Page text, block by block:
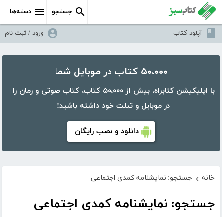
دسته‌ها جستجو
آپلود کتاب ورود / ثبت نام
۵۰،۰۰۰ کتاب در موبایل شما
با اپلیکیشن کتابراه، بیش از ۵۰،۰۰۰ کتاب، کتاب صوتی و رمان را
در موبایل و تبلت خود داشته باشید!
دانلود و نصب رایگان
خانه › جستجو: نمایشنامه کمدی اجتماعی
جستجو: نمایشنامه کمدی اجتماعی